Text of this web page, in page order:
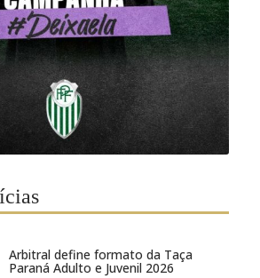
Arbitral define formato da Taça
Paraná Adulto e Juvenil 2026